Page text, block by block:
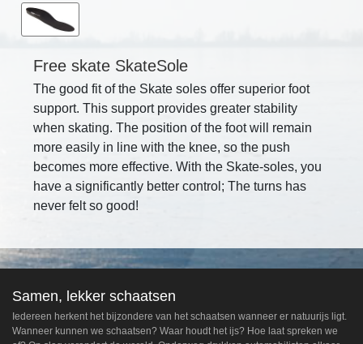
Free skate SkateSole
The good fit of the Skate soles offer superior foot
support. This support provides greater stability
when skating. The position of the foot will remain
more easily in line with the knee, so the push
becomes more effective. With the Skate-soles, you
have a significantly better control; The turns has
never felt so good!
Samen, lekker schaatsen
Iedereen herkent het bijzondere van het schaatsen wanneer er natuurijs ligt.
Wanneer kunnen we schaatsen? Waar houdt het ijs? Hoe laat spreken we